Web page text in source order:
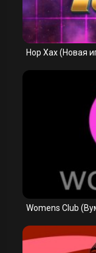
Нор Хах (Новая
Womens Club